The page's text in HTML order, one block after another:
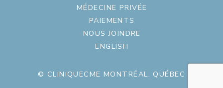
MÉDECINE PRIVÉE
PAIEMENTS
NOUS JOINDRE
ENGLISH
© CLINIQUECME MONTRÉAL, QUÉBEC